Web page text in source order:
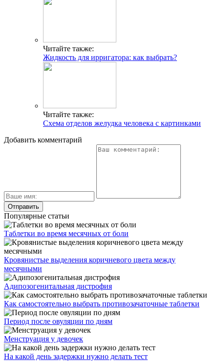
Читайте также:
Жидкость для ирригатора: как выбрать?
Читайте также:
Схема отделов желудка человека с картинками
Добавить комментарий
Популярные статьи
Таблетки во время месячных от боли
Кровянистые выделения коричневого цвета между
месячными
Адипозогенитальная дистрофия
Как самостоятельно выбрать противозачаточные таблетки
Период после овуляции по дням
Менструация у девочек
На какой день задержки нужно делать тест